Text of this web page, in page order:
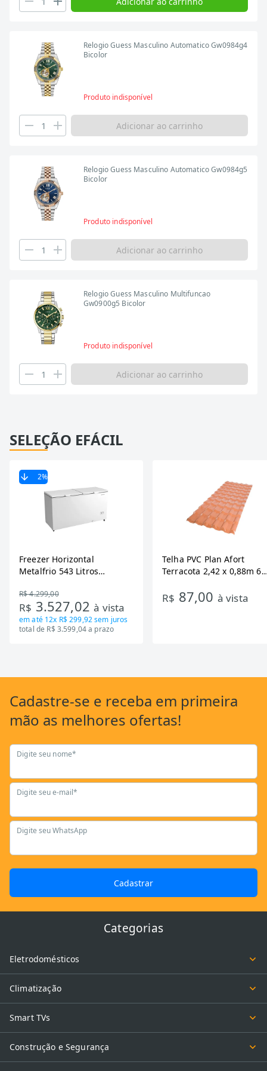
Relogio Guess Masculino Automatico Gw0984g4
Bicolor
Produto indisponível
Adicionar ao carrinho
Relogio Guess Masculino Automatico Gw0984g5
Bicolor
Produto indisponível
Adicionar ao carrinho
Relogio Guess Masculino Multifuncao
Gw0900g5 Bicolor
Produto indisponível
Adicionar ao carrinho
SELEÇÃO EFÁCIL
2%
Freezer Horizontal
Metalfrio 543 Litros
Tecnologia Inverter, Branco,
Bivolt
R$ 4.299,00
R$ 3.527,02à vista
em até 12x R$ 299,92sem juros
total de R$ 3.599,04 a prazo
Telha PVC Plan Afort
Terracota 2,42 x 0,88m 6
R$ 87,00 à vista
Cadastre-se e receba em primeira
mão as melhores ofertas!
Digite seu nome*
Digite seu e-mail*
Digite seu WhatsApp
Cadastrar
Categorias
Eletrodomésticos
Climatização
Smart TVs
Construção e Segurança